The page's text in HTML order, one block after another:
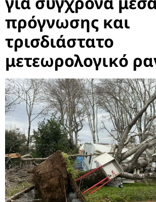
πρόγνωσης και
τρισδιάστατο
μετεωρολογικό